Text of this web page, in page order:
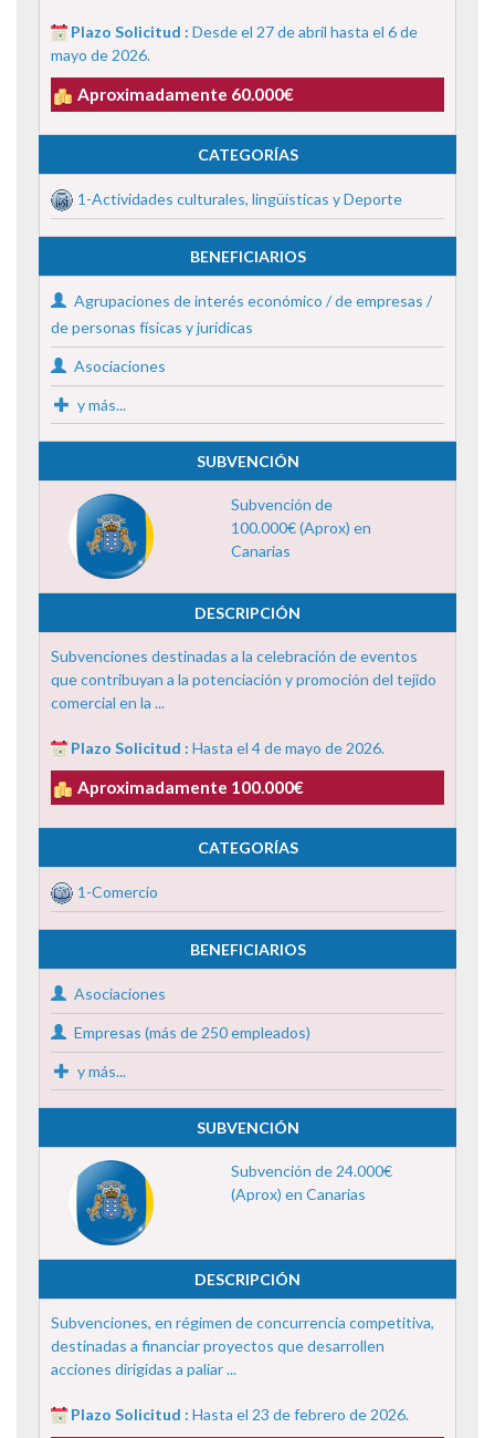
Plazo Solicitud : Desde el 27 de abril hasta el 6 de
mayo de 2026.
Aproximadamente 60.000€
CATEGORÍAS
1-Actividades culturales, lingüísticas y Deporte
BENEFICIARIOS
Agrupaciones de interés económico / de empresas /
de personas físicas y jurídicas
Asociaciones
y más...
SUBVENCIÓN
Subvención de
100.000€ (Aprox) en
Canarias
DESCRIPCIÓN
Subvenciones destinadas a la celebración de eventos
que contribuyan a la potenciación y promoción del tejido
comercial en la ...
Plazo Solicitud : Hasta el 4 de mayo de 2026.
Aproximadamente 100.000€
CATEGORÍAS
1-Comercio
BENEFICIARIOS
Asociaciones
Empresas (más de 250 empleados)
y más...
SUBVENCIÓN
Subvención de 24.000€
(Aprox) en Canarias
DESCRIPCIÓN
Subvenciones, en régimen de concurrencia competitiva,
destinadas a financiar proyectos que desarrollen
acciones dirigidas a paliar ...
Plazo Solicitud : Hasta el 23 de febrero de 2026.